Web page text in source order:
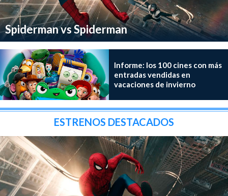
Spiderman vs Spiderman
Informe: los 100 cines con más
entradas vendidas en
vacaciones de invierno
ESTRENOS DESTACADOS